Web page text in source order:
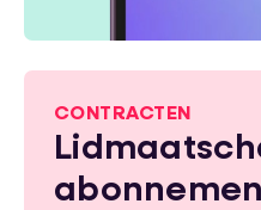
CONTRACTEN